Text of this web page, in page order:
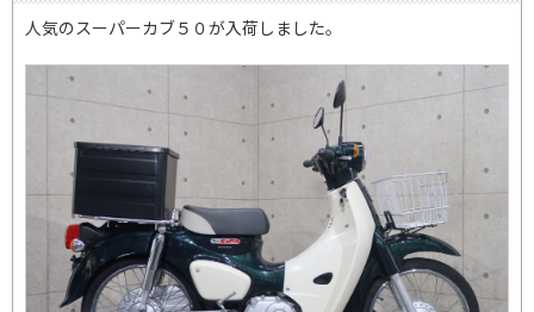
人気のスーパーカブ５０が入荷しました。